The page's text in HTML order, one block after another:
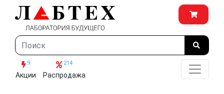
9
Акции
214
Распродажа